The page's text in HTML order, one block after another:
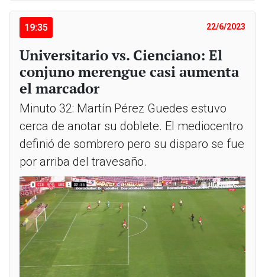
19:35 22/6/2023
Universitario vs. Cienciano: El
conjuno merengue casi aumenta
el marcador
Minuto 32: Martín Pérez Guedes estuvo
cerca de anotar su doblete. El mediocentro
definió de sombrero pero su disparo se fue
por arriba del travesaño.